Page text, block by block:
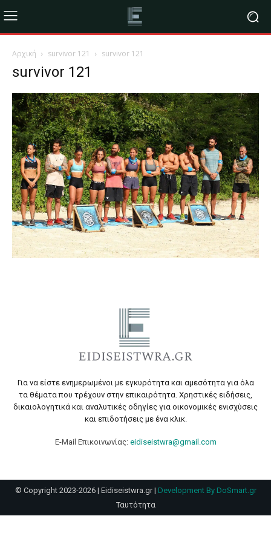
Αρχική survivor 121 survivor 121
survivor 121
Για να είστε ενημερωμένοι με εγκυρότητα και αμεσότητα για όλα
τα θέματα που τρέχουν στην επικαιρότητα. Χρηστικές ειδήσεις,
δικαιολογητικά και αναλυτικές οδηγίες για οικονομικές ενισχύσεις
και επιδοτήσεις με ένα κλικ.
E-Mail Επικοινωνίας: eidiseistwra@gmail.com
© Copyright 2023-2026 | Eidiseistwra.gr | Development By DoSmart.gr
Ταυτότητα